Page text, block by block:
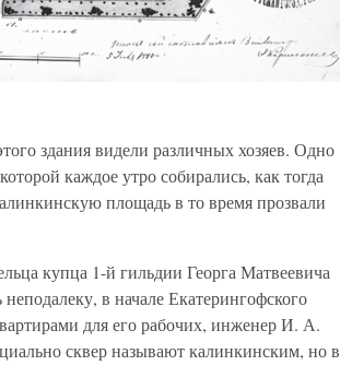
здания видели различных хозяев. Одно
каждое утро собирались, как тогда
площадь в то время прозвали
купца 1-й гильдии Георга Матвеевича
в начале Екатерингофского
для его рабочих, инженер И. А.
сквер называют калинкинским, но в